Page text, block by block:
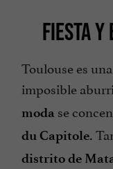
FIESTA Y
Toulouse es
imposible
moda se
du Capitole.
distrito de